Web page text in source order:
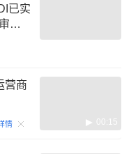
已实
算
营商
情 00:15